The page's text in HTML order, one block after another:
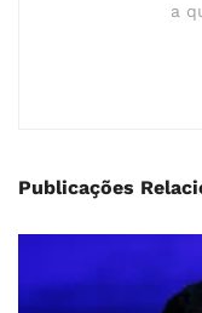
a
Publicações